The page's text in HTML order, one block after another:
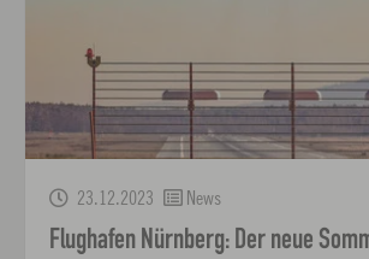
23.12.2023 News
Flughafen Nürnberg: Der neue